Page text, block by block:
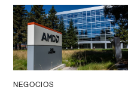
NEGOCIOS